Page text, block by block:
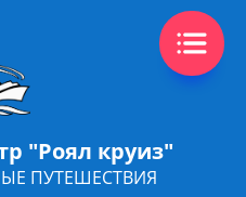
"Роял круиз"
ПУТЕШЕСТВИЯ